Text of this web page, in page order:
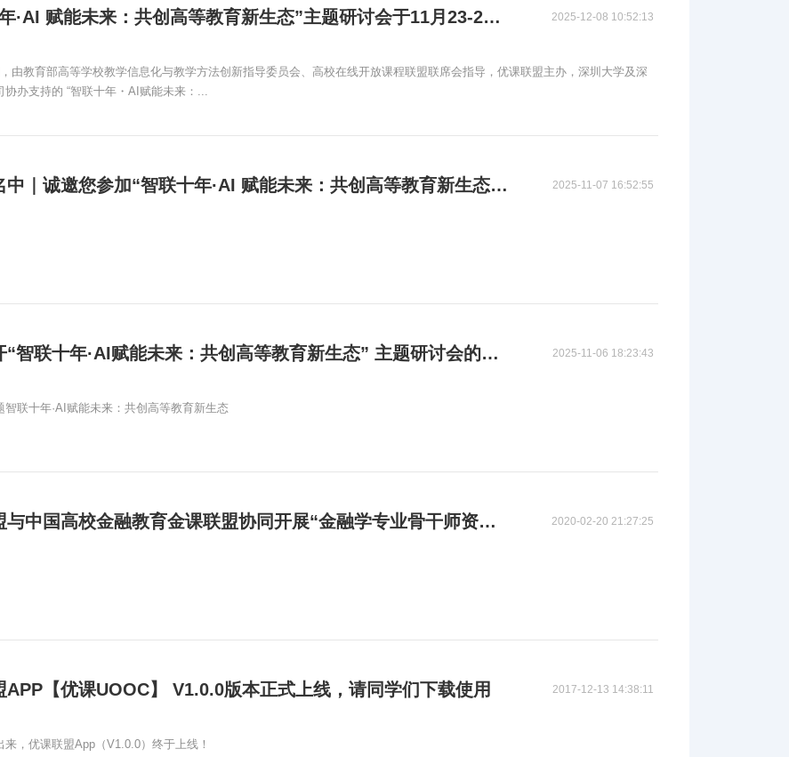
“智联十年·AI 赋能未来：共创高等教育新生态”主题研讨会于11月23-24日在深圳大学成功举办 2025-12-08 10:52:13
由教育部高等学校教学信息化与教学方法创新指导委员会、高校在线开放课程联盟联席会指导，优课联盟主办，深圳大学及深
协办支持的 “智联十年・AI赋能未来：...
火热报名中｜诚邀您参加“智联十年·AI 赋能未来：共创高等教育新生态”主题研讨会”（深圳大学，11·23-24） 2025-11-07 16:52:55
关于召开“智联十年·AI赋能未来：共创高等教育新生态” 主题研讨会的通知 2025-11-06 18:23:43
智联十年·AI赋能未来：共创高等教育新生态
优课联盟与中国高校金融教育金课联盟协同开展“金融学专业骨干师资教学能力提升训练营”活动 2020-02-20 21:27:25
APP【优课UOOC】 V1.0.0版本正式上线，请同学们下载使用 2017-12-13 14:38:11
来，优课联盟App（V1.0.0）终于上线！